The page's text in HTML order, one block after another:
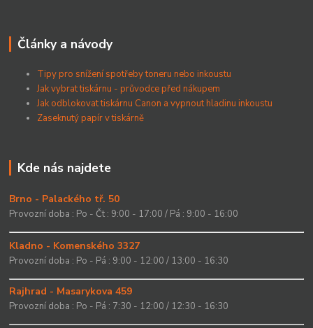
Články a návody
Tipy pro snížení spotřeby toneru nebo inkoustu
Jak vybrat tiskárnu - průvodce před nákupem
Jak odblokovat tiskárnu Canon a vypnout hladinu inkoustu
Zaseknutý papír v tiskárně
Kde nás najdete
Brno - Palackého tř. 50
Provozní doba : Po - Čt : 9:00 - 17:00 / Pá : 9:00 - 16:00
Kladno - Komenského 3327
Provozní doba : Po - Pá : 9:00 - 12:00 / 13:00 - 16:30
Rajhrad - Masarykova 459
Provozní doba : Po - Pá : 7:30 - 12:00 / 12:30 - 16:30